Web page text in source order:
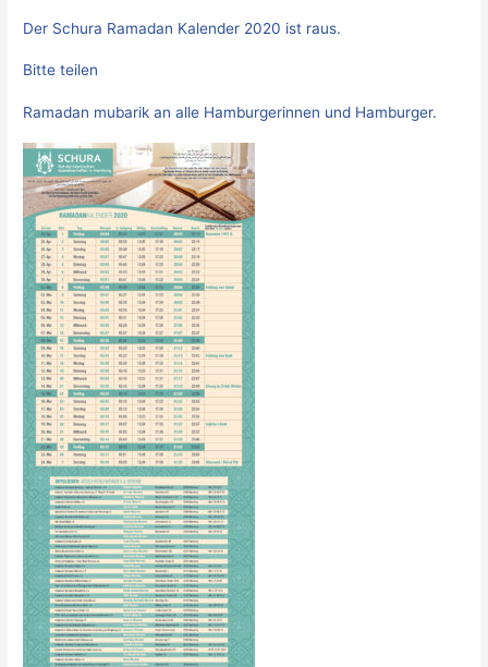
Der Schura Ramadan Kalender 2020 ist raus.
Bitte teilen
Ramadan mubarik an alle Hamburgerinnen und Hamburger.